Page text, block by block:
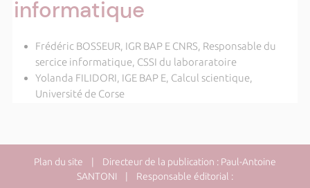
informatique
Frédéric BOSSEUR, IGR BAP E CNRS, Responsable du
sercice informatique, CSSI du laboraratoire
Yolanda FILIDORI, IGE BAP E, Calcul scientique,
Université de Corse
Plan du site | Directeur de la publication : Paul-Antoine
SANTONI | Responsable éditorial :